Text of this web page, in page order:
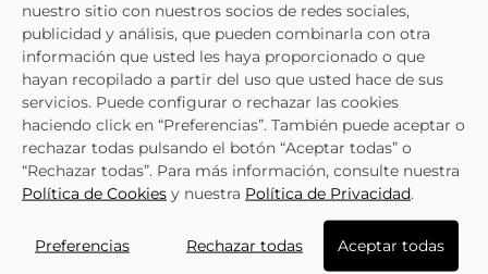
una talla
32
No está mi
talla
AVISADME
JOMA
Zapatillas Joma Show
Junior Negras Con Detalles
31,45 € 34,95 €
Ver más
Selecciona
una talla
32
33
No está mi
JOMA
Zapatillas Para Niño
Aquiles JR JAQUIW2503V
Azul Marino
36,85 € 40,95 €
Ver más
nuestro sitio con nuestros socios de redes sociales,
publicidad y análisis, que pueden combinarla con otra
información que usted les haya proporcionado o que
hayan recopilado a partir del uso que usted hace de sus
servicios. Puede configurar o rechazar las cookies
haciendo click en “Preferencias”. También puede aceptar o
rechazar todas pulsando el botón “Aceptar todas” o
“Rechazar todas”. Para más información, consulte nuestra
Política de Cookies y nuestra Política de Privacidad.
Preferencias Rechazar todas Aceptar todas